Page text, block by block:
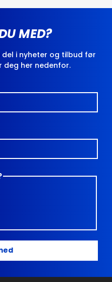
MED?
i nyheter og tilbud før
deg her nedenfor.